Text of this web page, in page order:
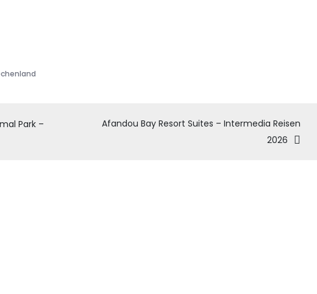
Park –
Afandou Bay Resort Suites – Intermedia Reisen
2026